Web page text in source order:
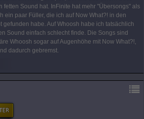
fetten Sound hat. InFinite hat mehr "Übersongs" als
ein paar Füller, die ich auf Now What?! in den
gefunden habe. Auf Whoosh habe ich tatsächlich
Sound einfach schlecht finde. Die Songs sind
Whoosh sogar auf Augenhöhe mit Now What?!,
dadurch gebremst.